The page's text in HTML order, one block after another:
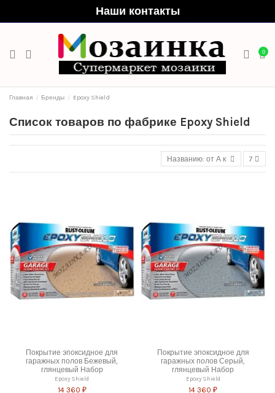
Наши контакты
0
Главная Бренды Epoxy Shield
Список товаров по фабрике Epoxy Shield
Названию: от А к Я 7
Покрытие эпоксидное для
гаражных полов Бежевый,
глянцевый Набор
Epoxy Shield
14 360 ₽
Покрытие эпоксидное для
гаражных полов Серый,
глянцевый Набор
Epoxy Shield
14 360 ₽